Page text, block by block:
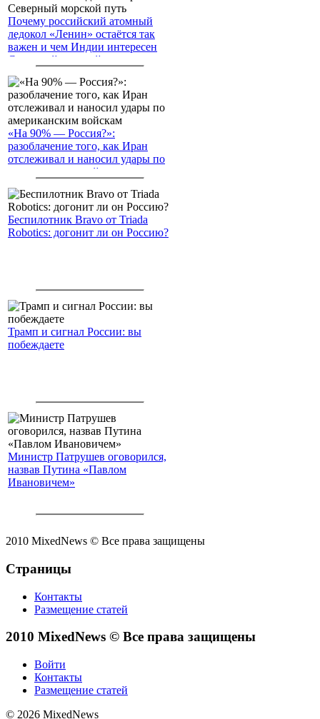
Почему российский атомный
ледокол «Ленин» остаётся так
важен и чем Индии интересен
Северный морской путь
«На 90% — Россия?»:
разоблачение того, как Иран
отслеживал и наносил удары по
американским войскам
Беспилотник Bravo от Triada
Robotics: догонит ли он Россию?
Трамп и сигнал России: вы
побеждаете
Министр Патрушев оговорился,
назвав Путина «Павлом
Ивановичем»
2010 MixedNews © Все права защищены
Страницы
Контакты
Размещение статей
2010 MixedNews © Все права защищены
Войти
Контакты
Размещение статей
© 2026 MixedNews